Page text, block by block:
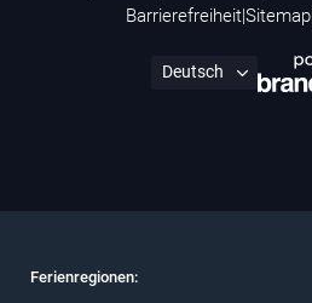
Barrierefreiheit|Sitemap|
Ferienregionen: